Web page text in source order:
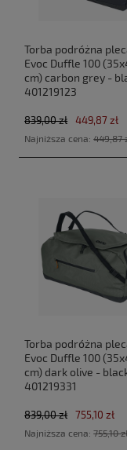
Torba podróżna
Evoc Duffle 100
cm) carbon grey -
401219123
449,87 zł
839,00 zł
Najniższa cena:449,87
Torba podróżna
Evoc Duffle 100
cm) dark olive -
401219331
755,10 zł
839,00 zł
Najniższa cena:755,10